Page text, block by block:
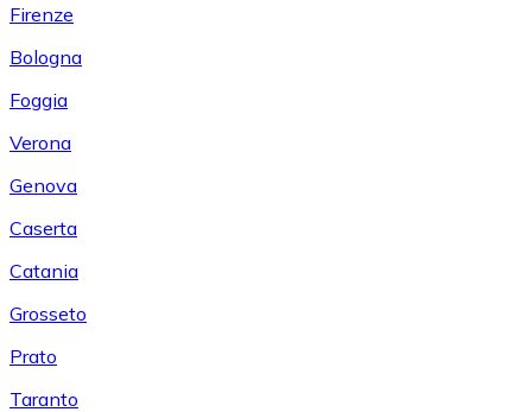
Firenze
Bologna
Foggia
Verona
Genova
Caserta
Catania
Grosseto
Prato
Taranto